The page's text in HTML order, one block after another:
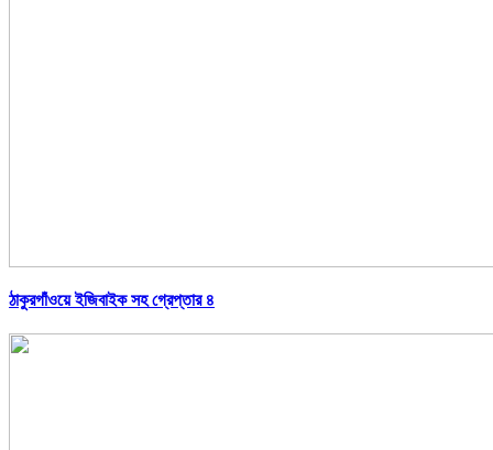
ঠাকুরগাঁওয়ে ইজিবাইক সহ গ্রেপ্তার ৪